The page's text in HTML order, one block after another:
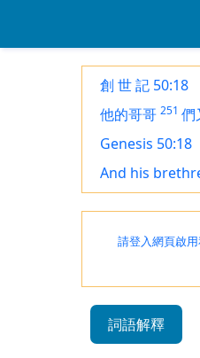
創 世 記 50:18
他的哥哥 251 們
Genesis 50:18
And his
請登入網頁啟用
詞語解釋